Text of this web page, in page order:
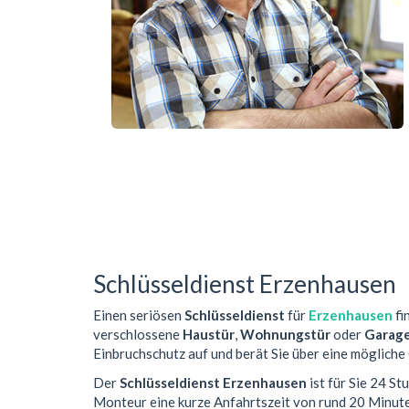
Schlüsseldienst Erzenhausen
Einen seriösen Schlüsseldienst für Erzenhausen
verschlossene Haustür,Wohnungstüroder
Einbruchschutz auf und berät Sie über eine
DerSchlüsseldienst Erzenhausen ist für Sie 24
Monteur eine kurze Anfahrtszeit von rund 20